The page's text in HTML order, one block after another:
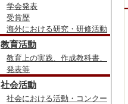
学会発表
受賞歴
海外における研究・研修活動
教育活動
教育上の実践、作成教科書、
発表等
社会活動
社会における活動・コンクー